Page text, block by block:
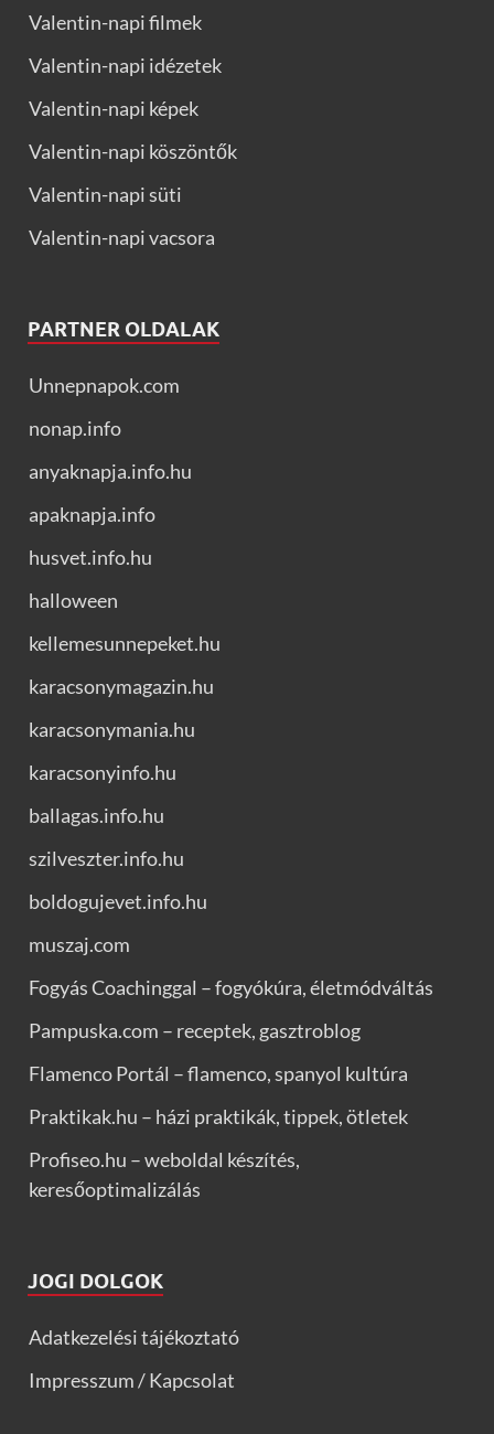
Valentin-napi filmek
Valentin-napi idézetek
Valentin-napi képek
Valentin-napi köszöntők
Valentin-napi süti
Valentin-napi vacsora
PARTNER OLDALAK
Unnepnapok.com
nonap.info
anyaknapja.info.hu
apaknapja.info
husvet.info.hu
halloween
kellemesunnepeket.hu
karacsonymagazin.hu
karacsonymania.hu
karacsonyinfo.hu
ballagas.info.hu
szilveszter.info.hu
boldogujevet.info.hu
muszaj.com
Fogyás Coachinggal – fogyókúra, életmódváltás
Pampuska.com – receptek, gasztroblog
Flamenco Portál – flamenco, spanyol kultúra
Praktikak.hu – házi praktikák, tippek, ötletek
Profiseo.hu – weboldal készítés,
keresőoptimalizálás
JOGI DOLGOK
Adatkezelési tájékoztató
Impresszum / Kapcsolat